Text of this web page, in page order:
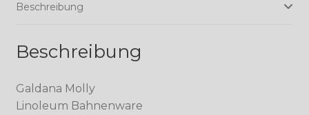
Beschreibung
Beschreibung
Galdana Molly
Linoleum Bahnenware